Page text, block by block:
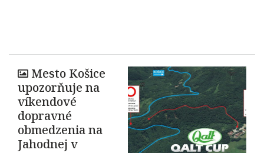
Mesto Košice
upozorňuje na
víkendové
dopravné
obmedzenia na
Jahodnej v